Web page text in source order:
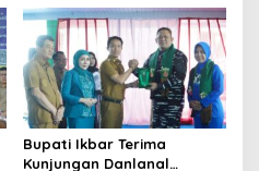
Tunjuk Narlian Jadi Plh
Sekda
Bupati Ikbar Terima
Kunjungan Danlanal